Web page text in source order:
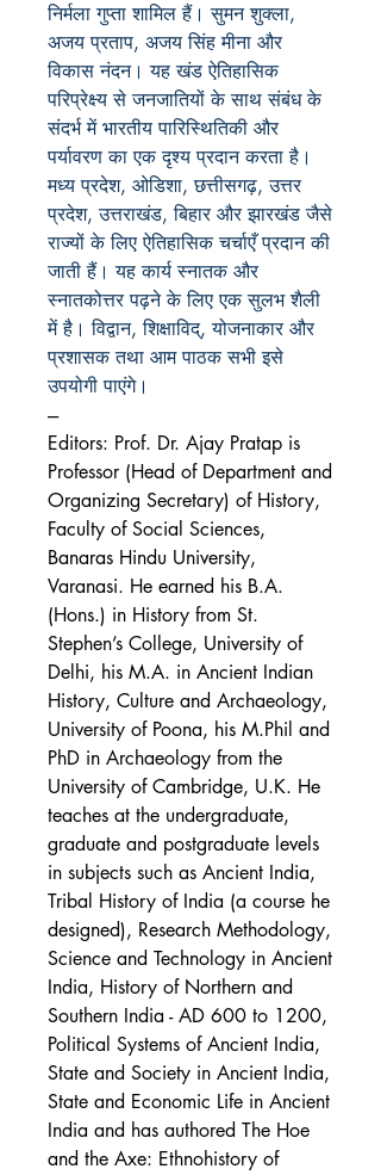
निर्मला गुप्ता शामिल हैं। सुमन शुक्ला,
अजय प्रताप, अजय सिंह मीना और
विकास नंदन। यह खंड ऐतिहासिक
परिप्रेक्ष्य से जनजातियों के साथ संबंध के
संदर्भ में भारतीय पारिस्थितिकी और
पर्यावरण का एक दृश्य प्रदान करता है।
मध्य प्रदेश, ओडिशा, छत्तीसगढ़, उत्तर
प्रदेश, उत्तराखंड, बिहार और झारखंड जैसे
राज्यों के लिए ऐतिहासिक चर्चाएँ प्रदान की
जाती हैं। यह कार्य स्नातक और
स्नातकोत्तर पढ़ने के लिए एक सुलभ शैली
में है। विद्वान, शिक्षाविद्, योजनाकार और
प्रशासक तथा आम पाठक सभी इसे
उपयोगी पाएंगे।
---
Editors: Prof. Dr. Ajay Pratap is
Professor (Head of Department and
Organizing Secretary) of History,
Faculty of Social Sciences,
Banaras Hindu University,
Varanasi. He earned his B.A.
(Hons.) in History from St.
Stephen’s College, University of
Delhi, his M.A. in Ancient Indian
History, Culture and Archaeology,
University of Poona, his M.Phil and
PhD in Archaeology from the
University of Cambridge, U.K. He
teaches at the undergraduate,
graduate and postgraduate levels
in subjects such as Ancient India,
Tribal History of India (a course he
designed), Research Methodology,
Science and Technology in Ancient
India, History of Northern and
Southern India - AD 600 to 1200,
Political Systems of Ancient India,
State and Society in Ancient India,
State and Economic Life in Ancient
India and has authored The Hoe
and the Axe: Ethnohistory of